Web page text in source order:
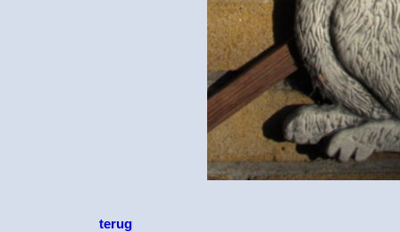
terug